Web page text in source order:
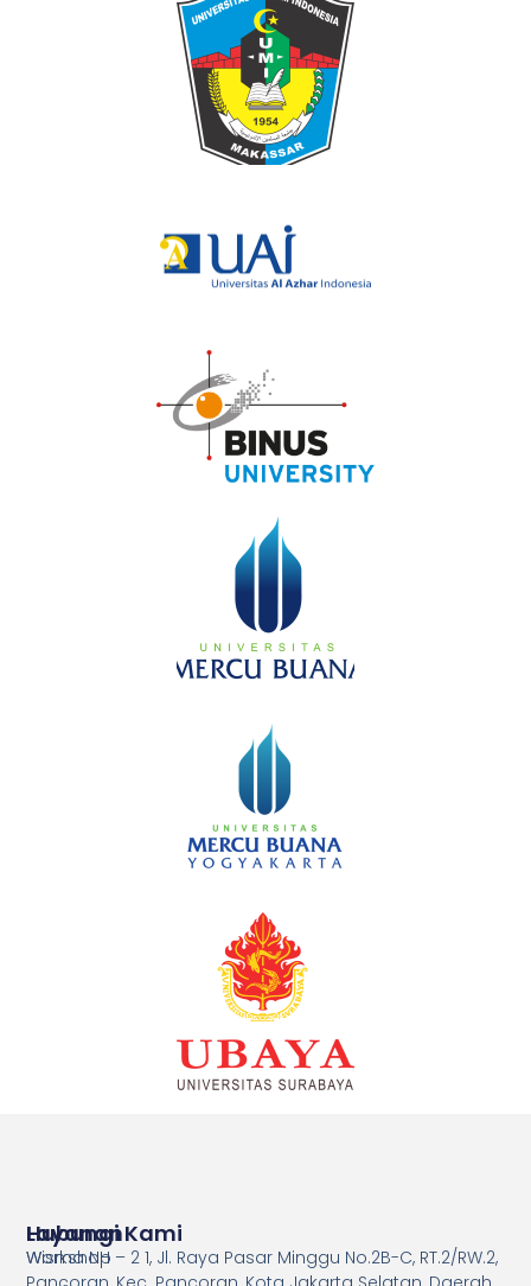
Layanan
Workshop
Hubungi Kami
Wisma NH – 2 1, Jl. Raya Pasar Minggu No.2B-C, RT.2/RW.2,